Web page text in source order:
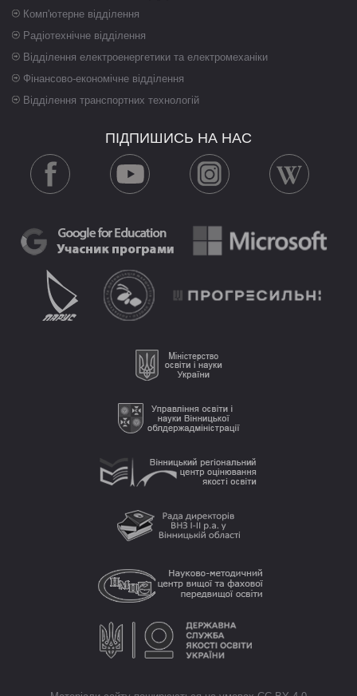
Комп'ютерне відділення
Радіотехнічне відділення
Відділення електроенергетики та електромеханіки
Фінансово-економічне відділення
Відділення транспортних технологій
ПІДПИШИСЬ НА НАС